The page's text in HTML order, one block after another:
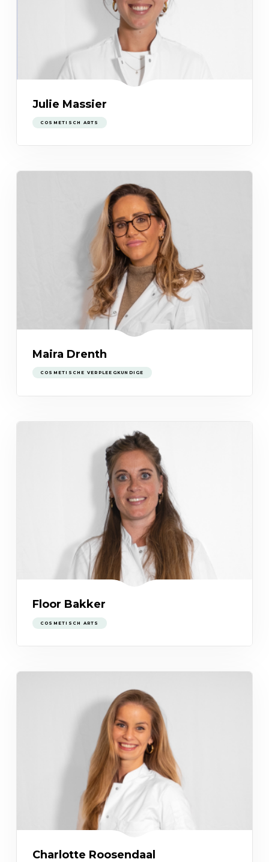
Julie Massier
COSMETISCH ARTS
Maira Drenth
COSMETISCHE VERPLEEGKUNDIGE
Floor Bakker
COSMETISCH ARTS
Charlotte Roosendaal